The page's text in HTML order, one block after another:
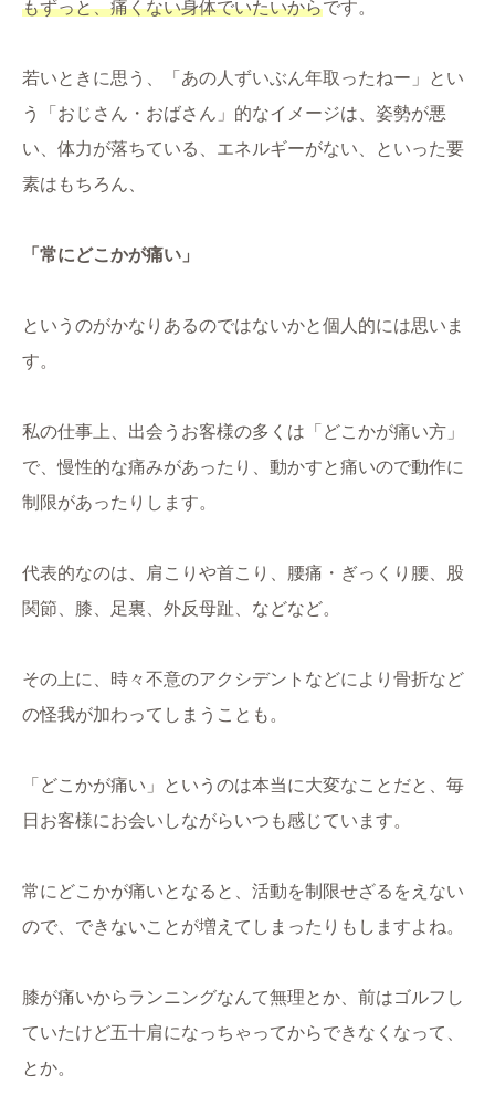
もずっと、痛くない身体でいたいからです。
若いときに思う、「あの人ずいぶん年取ったねー」とい
う「おじさん・おばさん」的なイメージは、姿勢が悪
い、体力が落ちている、エネルギーがない、といった要
素はもちろん、
「常にどこかが痛い」
というのがかなりあるのではないかと個人的には思いま
す。
私の仕事上、出会うお客様の多くは「どこかが痛い方」
で、慢性的な痛みがあったり、動かすと痛いので動作に
制限があったりします。
代表的なのは、肩こりや首こり、腰痛・ぎっくり腰、股
関節、膝、足裏、外反母趾、などなど。
その上に、時々不意のアクシデントなどにより骨折など
の怪我が加わってしまうことも。
「どこかが痛い」というのは本当に大変なことだと、毎
日お客様にお会いしながらいつも感じています。
常にどこかが痛いとなると、活動を制限せざるをえない
ので、できないことが増えてしまったりもしますよね。
膝が痛いからランニングなんて無理とか、前はゴルフし
ていたけど五十肩になっちゃってからできなくなって、
とか。